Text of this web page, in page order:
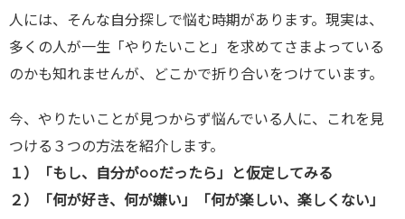
cache/sns-
count-
cache.php
人には、そんな自分探しで悩む時期があります。現実は、
多くの人が一生「やりたいこと」を求めてさまよっている
のかも知れませんが、どこかで折り合いをつけています。
今、やりたいことが見つからず悩んでいる人に、これを見
つける３つの方法を紹介します。
１）「もし、自分が○○だったら」と仮定してみる
２）「何が好き、何が嫌い」「何が楽しい、楽しくない」